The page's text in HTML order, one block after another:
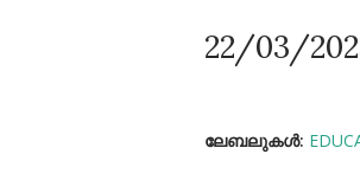
22/03/
ലേബലുകള്‍: